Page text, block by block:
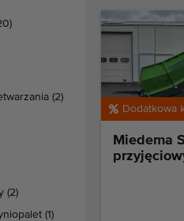
(2)
(2)
(1)
Dodatkowa
Miedema